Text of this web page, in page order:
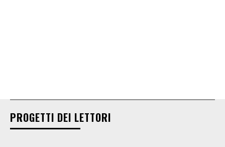
PROGETTI DEI LETTORI